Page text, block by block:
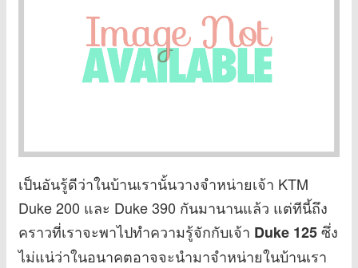
เป็นอันรู้ดีว่าในบ้านเรานั้นวางจำหน่ายเจ้า KTM
Duke 200 และ Duke 390 กันมานานแล้ว แต่ทีนี้ถึง
คราวที่เราจะพาไปทำความรู้จักกับเจ้า Duke 125ซึ่ง
ไม่แน่ว่าในอนาคตอาจจะนำมาจำหน่ายในบ้านเรา